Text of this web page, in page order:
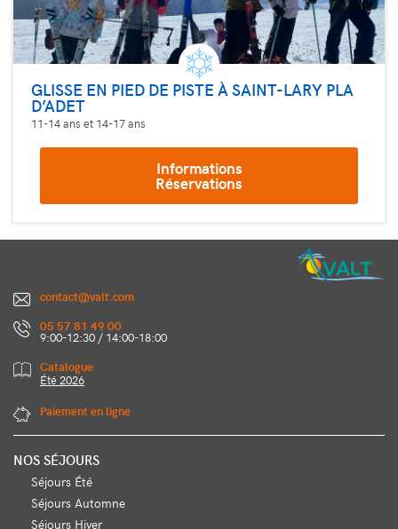
GLISSE EN PIED DE PISTE À SAINT-LARY PLA
D’ADET
11-14 ans et 14-17 ans
Informations
Réservations
contact@valt.com
05 57 81 49 00
9:00-12:30 / 14:00-18:00
Catalogue
Été 2026
Paiement en ligne
NOS SÉJOURS
Séjours Été
Séjours Automne
Séjours Hiver